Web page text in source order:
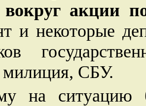
акции
и некоторые
СБУ.
на ситуацию